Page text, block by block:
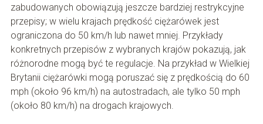
zabudowanych obowiązują jeszcze bardziej restrykcyjne
przepisy; w wielu krajach prędkość ciężarówek jest
ograniczona do 50 km/h lub nawet mniej. Przykłady
konkretnych przepisów z wybranych krajów pokazują, jak
różnorodne mogą być te regulacje. Na przykład w Wielkiej
Brytanii ciężarówki mogą poruszać się z prędkością do 60
mph (około 96 km/h) na autostradach, ale tylko 50 mph
(około 80 km/h) na drogach krajowych.